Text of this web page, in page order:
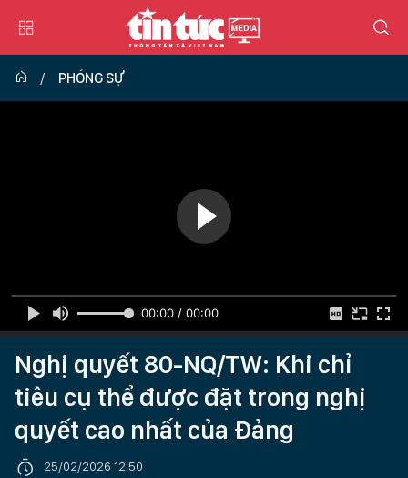
PHÓNG SỰ
00:00 / 00:00
Nghị quyết 80-NQ/TW: Khi chỉ
tiêu cụ thể được đặt trong nghị
quyết cao nhất của Đảng
25/02/2026 12:50